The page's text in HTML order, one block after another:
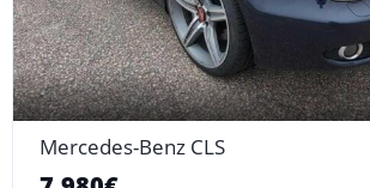
Mercedes-Benz CLS